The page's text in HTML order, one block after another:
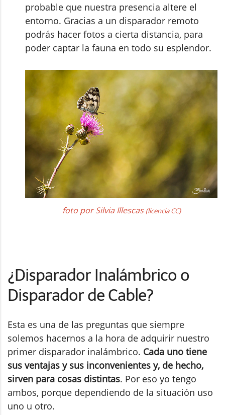
probable que nuestra presencia altere el
entorno. Gracias a un disparador remoto
podrás hacer fotos a cierta distancia, para
poder captar la fauna en todo su esplendor.
foto por Silvia Illescas (licencia CC)
¿Disparador Inalámbrico o
Disparador de Cable?
Esta es una de las preguntas que siempre
solemos hacernos a la hora de adquirir nuestro
primer disparador inalámbrico. Cada uno tiene
sus ventajas y sus inconvenientes y, de hecho,
sirven para cosas distintas. Por eso yo tengo
ambos, porque dependiendo de la situación uso
uno u otro.